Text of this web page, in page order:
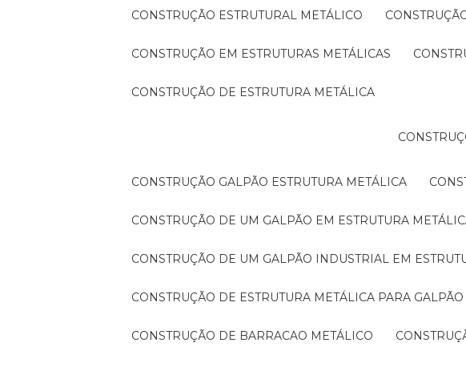
CONSTRUÇÃO ESTRUTURAL METÁLICO
CONSTRUÇÃO EM ESTRUTURAS METÁLICAS
CONSTRUÇÃO DE ESTRUTURA METÁLICA
CONSTRUÇÃO GALPÃO ESTRUTURA METÁLICA
CONSTRUÇÃO DE UM GALPÃO EM ESTRUTURA
CONSTRUÇÃO DE UM GALPÃO INDUSTRIAL EM
CONSTRUÇÃO DE ESTRUTURA METÁLICA PARA GALPÃO
CONSTRUÇÃO DE BARRACAO METÁLICO